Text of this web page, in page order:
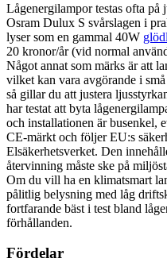
Lågenergilampor testas ofta
Osram Dulux S svårslagen i
lyser som en gammal 40W
20 kronor/år (vid normal
Något annat som märks är att
vilket kan vara avgörande i
så gillar du att justera
har testat att byta
och installationen är busenkel,
CE-märkt och följer EU:s
Elsäkerhetsverket. Den
återvinning måste ske på
Om du vill ha en klimatsmart
pålitlig belysning med låg
fortfarande bäst i test bland
förhållanden.
Fördelar